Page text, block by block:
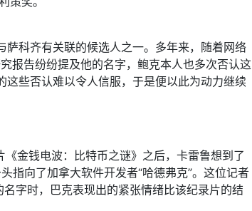
萨科齐有关联的候选人之一。多年来，随着网络
报告纷纷提及他的名字，鲍克本人也多次否认这
这些否认难以令人信服，于是便以此为动力继续
金钱电波：比特币之谜》之后，卡雷鲁想到了
指向了加拿大软件开发者“哈德弗克”。这位记者
字时，巴克表现出的紧张情绪比该纪录片的结